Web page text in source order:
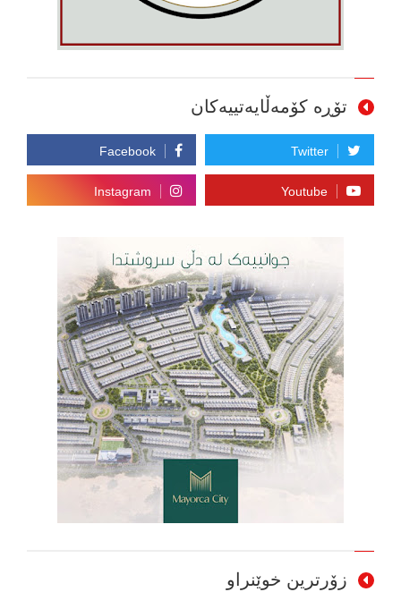
تۆڕە کۆمەڵایەتییەکان
زۆرترین خوێنراو